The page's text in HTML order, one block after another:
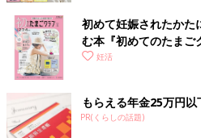
初めて妊娠されたかた
む本『初めてのたまご
妊活
もらえる年金25万円
PR(くらしの話題)